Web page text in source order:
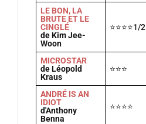
LE BON, LA
BRUTE ET LE
CINGLÉ
de Kim Jee-
Woon
⭐⭐⭐⭐1/2
MICROSTAR
de Léopold
Kraus
⭐⭐⭐
ANDRÉ IS AN
IDIOT
d'Anthony
Benna
⭐⭐⭐⭐